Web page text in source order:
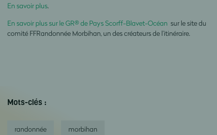
En savoir plus.
En savoir plus sur le GR® de Pays Scorff-Blavet-Océan sur le site du
comité FFRandonnée Morbihan, un des créateurs de l’itinéraire.
Mots-clés :
randonnée morbihan